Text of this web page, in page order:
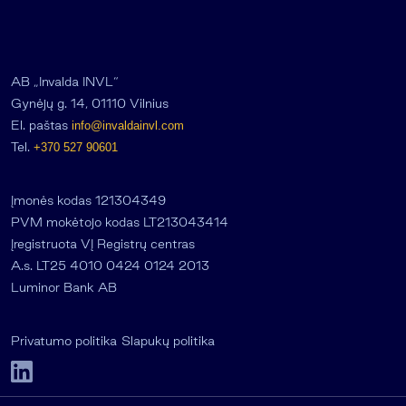
AB „Invalda INVL“
Gynėjų g. 14, 01110 Vilnius
El. paštas info@invaldainvl.com
Tel. +370 527 90601
Įmonės kodas 121304349
PVM mokėtojo kodas LT213043414
Įregistruota VĮ Registrų centras
A.s. LT25 4010 0424 0124 2013
Luminor Bank AB
Privatumo politika Slapukų politika